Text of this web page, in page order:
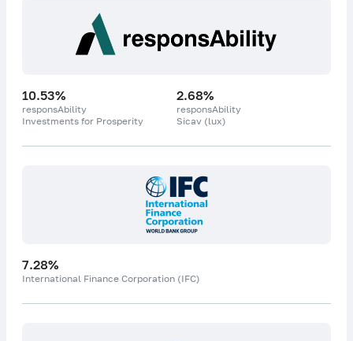
10.53%
responsAbility
Investments for Prosperity
2.68%
responsAbility
Sicav (lux)
7.28%
International Finance Corporation (IFC)